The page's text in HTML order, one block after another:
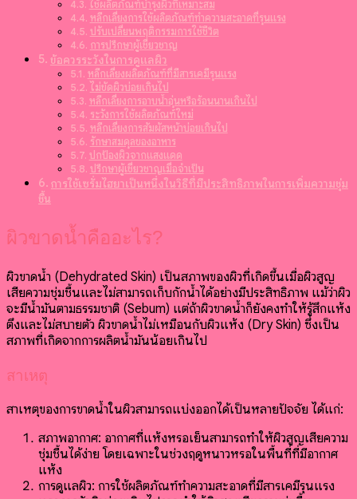
ใช้ผลิตภัณฑ์บำรุงผิวที่เหมาะสม
หลีกเลี่ยงการใช้ผลิตภัณฑ์ทำความสะอาดที่รุนแรง
ปรับเปลี่ยนพฤติกรรมการใช้ชีวิต
การปรึกษาผู้เชี่ยวชาญ
ข้อควรระวังในการดูแลผิว
หลีกเลี่ยงผลิตภัณฑ์ที่มีสารเคมีรุนแรง
ไม่ขัดผิวบ่อยเกินไป
หลีกเลี่ยงการอาบน้ำอุ่นหรือร้อนนานเกินไป
ระวังการใช้ผลิตภัณฑ์ใหม่
หลีกเลี่ยงการสัมผัสหน้าบ่อยเกินไป
รักษาสมดุลของอาหาร
ปกป้องผิวจากแสงแดด
ปรึกษาผู้เชี่ยวชาญเมื่อจำเป็น
การใช้เซรั่มไฮยาเป็นหนึ่งในวิธีที่มีประสิทธิภาพในการเพิ่มความชุ่ม
ชื้น
ผิวขาดน้ำคืออะไร?
ผิวขาดน้ำ (Dehydrated Skin) เป็นสภาพของผิวที่เกิดขึ้นเมื่อผิวสูญ
เสียความชุ่มชื้นและไม่สามารถเก็บกักน้ำได้อย่างมีประสิทธิภาพ แม้ว่าผิว
จะมีน้ำมันตามธรรมชาติ (Sebum) แต่ถ้าผิวขาดน้ำก็ยังคงทำให้รู้สึกแห้ง
ตึงและไม่สบายตัว ผิวขาดน้ำไม่เหมือนกับผิวแห้ง (Dry Skin) ซึ่งเป็น
สภาพที่เกิดจากการผลิตน้ำมันน้อยเกินไป
สาเหตุ
สาเหตุของการขาดน้ำในผิวสามารถแบ่งออกได้เป็นหลายปัจจัย ได้แก่:
สภาพอากาศ: อากาศที่แห้งหรือเย็นสามารถทำให้ผิวสูญเสียความ
ชุ่มชื้นได้ง่าย โดยเฉพาะในช่วงฤดูหนาวหรือในพื้นที่ที่มีอากาศ
แห้ง
การดูแลผิว: การใช้ผลิตภัณฑ์ทำความสะอาดที่มีสารเคมีรุนแรง